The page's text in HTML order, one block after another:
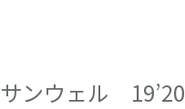
サンウェル